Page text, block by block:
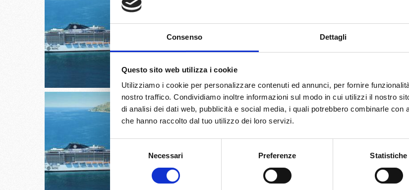
Consenso Dettagli
Questo sito web utilizza i cookie
Utilizziamo i cookie per personalizzare contenuti ed annunci, per fornire
nostro traffico. Condividiamo inoltre informazioni sul modo in cui utilizzi il nostro
di analisi dei dati web, pubblicità e social media, i quali potrebbero combinarle con
che hanno raccolto dal tuo utilizzo dei loro servizi.
del
consenso
Necessari Preferenze Statistiche
€ 833
Nord Europa8 giorni
daSouthampton
Southampton, Amburgo, Amsterdam - rotterdam, Bruges, Paris (le
09/04/2027